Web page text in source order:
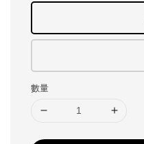
數量